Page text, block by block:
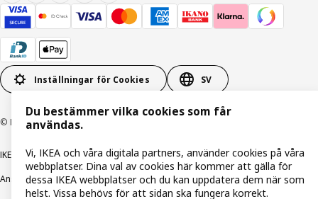
Inställningar för Cookies SV
© Inter IKEA Systems B.V. 1999-2026
IKEA Family integritetspolicyIntegritetspolicyCookiepolicy
Ansvarsfullt avslöjandepolicyE-postKöp- & leveransvillkorBolagsinformation
Du bestämmer vilka cookies som får
användas.
Vi, IKEA och våra digitala partners, använder cookies på våra
webbplatser. Dina val av cookies här kommer att gälla för
dessa IKEA webbplatser och du kan uppdatera dem när som
helst. Vissa behövs för att sidan ska fungera korrekt.